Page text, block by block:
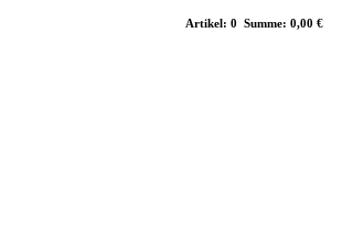
Artikel: 0 Summe: 0,00 €